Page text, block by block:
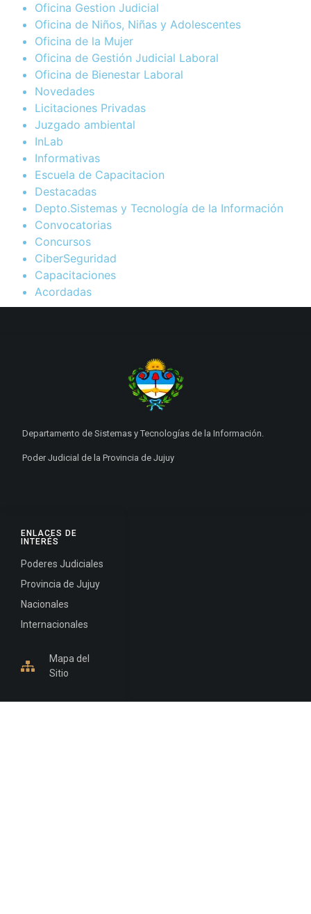
Oficina Gestion Judicial
Oficina de Niños, Niñas y Adolescentes
Oficina de la Mujer
Oficina de Gestión Judicial Laboral
Oficina de Bienestar Laboral
Novedades
Licitaciones Privadas
Juzgado ambiental
InLab
Informativas
Escuela de Capacitacion
Destacadas
Depto.Sistemas y Tecnología de la Información
Convocatorias
Concursos
CiberSeguridad
Capacitaciones
Acordadas
ENLACES DE
INTERÉS
Poderes Judiciales
Provincia de Jujuy
Nacionales
Internacionales
Mapa del
Sitio
Departamento de Sistemas y Tecnologías de la Información.
Poder Judicial de la Provincia de Jujuy